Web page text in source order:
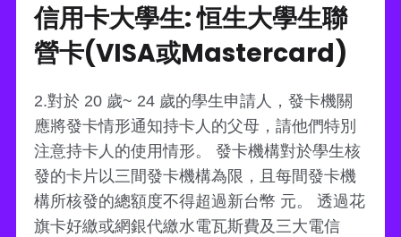
信用卡大學生: 恒生大學生聯
營卡(VISA或Mastercard)
2.對於 20 歲~ 24 歲的學生申請人，發卡機關
應將發卡情形通知持卡人的父母，請他們特別
注意持卡人的使用情形。 發卡機構對於學生核
發的卡片以三間發卡機構為限，且每間發卡機
構所核發的總額度不得超過新台幣 元。 透過花
旗卡好繳或網銀代繳水電瓦斯費及三大電信